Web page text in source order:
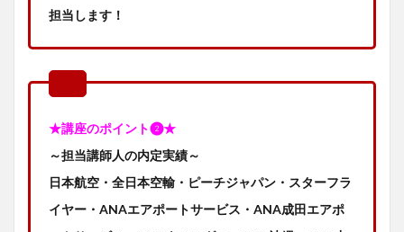
担当します！
★講座のポイント❷★
～担当講師人の内定実績～
日本航空・全日本空輸・ピーチジャパン・スターフラ
イヤー・ANAエアポートサービス・ANA成田エアポ